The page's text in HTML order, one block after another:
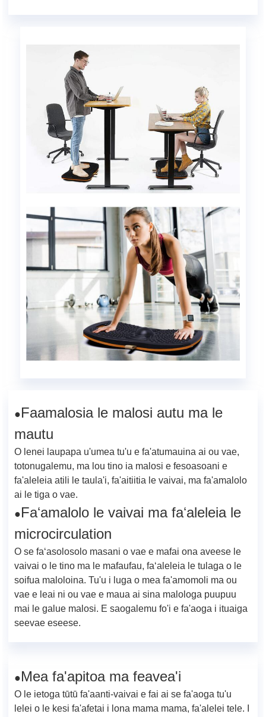
●Faamalosia le malosi autu ma le
mautu
O lenei laupapa u'umea tu'u e fa'atumauina ai ou vae,
totonugalemu, ma lou tino ia malosi e fesoasoani e
fa'aleleia atili le taula'i, fa'aitiitia le vaivai, ma fa'amalolo
ai le tiga o vae.
●Faʻamalolo le vaivai ma faʻaleleia le
microcirculation
O se faʻasolosolo masani o vae e mafai ona aveese le
vaivai o le tino ma le mafaufau, faʻaleleia le tulaga o le
soifua maloloina. Tu'u i luga o mea fa'amomoli ma ou
vae e leai ni ou vae e maua ai sina malologa puupuu
mai le galue malosi. E saogalemu fo'i e fa'aoga i ituaiga
seevae eseese.
●Mea fa'apitoa ma feavea'i
O le ietoga tūtū fa'aanti-vaivai e fai ai se fa'aoga tu'u
lelei o le kesi fa'afetai i lona mama mama, fa'alelei tele. I